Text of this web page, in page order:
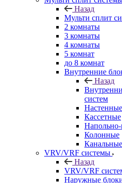
Назад
Мульти сплит
2 комнаты
3 комнаты
4 комнаты
5 комнат
до 8 комнат
Внутренние
Назад
систем
Настенные
Кассетные
Колонные
Канальные
VRV/VRF системы
Назад
VRV/VRF
Наружные